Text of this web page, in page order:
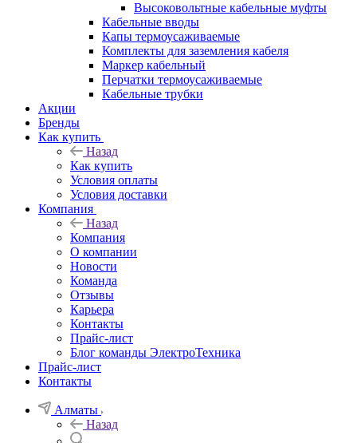
Высоковольтные кабельные муфты
Кабельные вводы
Капы термоусаживаемые
Комплекты для заземления кабеля
Маркер кабельный
Перчатки термоусаживаемые
Кабельные трубки
Акции
Бренды
Как купить
Назад
Как купить
Условия оплаты
Условия доставки
Компания
Назад
Компания
О компании
Новости
Команда
Отзывы
Карьера
Контакты
Прайс-лист
Блог команды ЭлектроТехника
Прайс-лист
Контакты
Алматы
Назад